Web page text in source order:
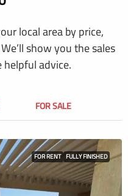
local area by price,
show you the sales
advice.
FOR SALE
FOR RENT FULLY FINISHED